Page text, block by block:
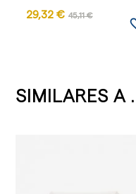
29,32 € 45,11 €
SIMILARES A